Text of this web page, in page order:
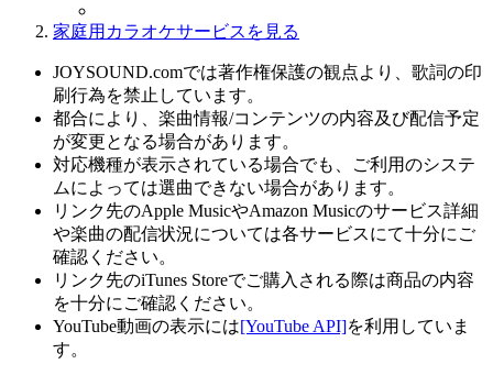
家庭用カラオケサービスを見る
JOYSOUND.comでは著作権保護の観点より、歌詞の印
刷行為を禁止しています。
都合により、楽曲情報/コンテンツの内容及び配信予定
が変更となる場合があります。
対応機種が表示されている場合でも、ご利用のシステ
ムによっては選曲できない場合があります。
リンク先のApple MusicやAmazon Musicのサービス詳細
や楽曲の配信状況については各サービスにて十分にご
確認ください。
リンク先のiTunes Storeでご購入される際は商品の内容
を十分にご確認ください。
YouTube動画の表示には[YouTube API]を利用していま
す。